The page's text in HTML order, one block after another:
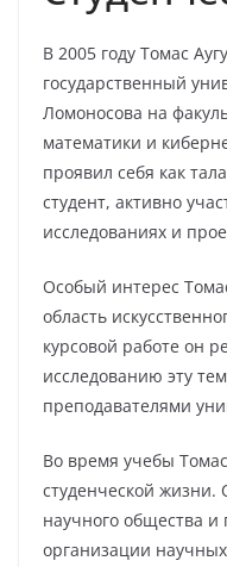
В 2005 году Томас
государственный
Ломоносова на
математики и
проявил себя как
студент, активно
исследованиях и
Особый интерес
область
курсовой работе он
исследованию эту
преподавателями
Во время учебы
студенческой жизни.
научного общества
организации